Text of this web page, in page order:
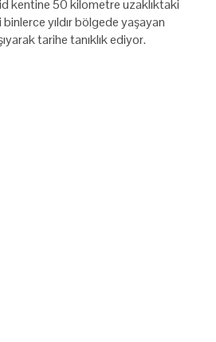
kentine 50 kilometre uzaklıktaki
yıldır bölgede yaşayan
tarihe tanıklık ediyor.